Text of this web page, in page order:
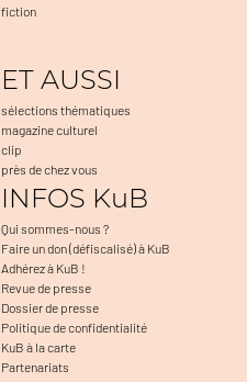
fiction
ET AUSSI
sélections thématiques
magazine culturel
clip
près de chez vous
INFOS KuB
Qui sommes-nous ?
Faire un don (défiscalisé) à KuB
Adhérez à KuB !
Revue de presse
Dossier de presse
Politique de confidentialité
KuB à la carte
Partenariats